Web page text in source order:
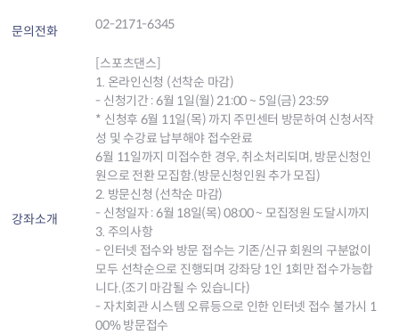
문의전화 02-2171-6345
강좌소개
[스포츠댄스]
1. 온라인신청 (선착순 마감)
- 신청기간 : 6월 1일(월) 21:00 ~ 5일(금) 23:59
* 신청후 6월 11일(목) 까지 주민센터 방문하여 신청서작
성 및 수강료 납부해야 접수완료
6월 11일까지 미접수한 경우, 취소처리되며, 방문신청인
원으로 전환 모집함.(방문신청인원 추가 모집)
2. 방문신청 (선착순 마감)
- 신청일자 : 6월 18일(목) 08:00 ~ 모집정원 도달시까지
3. 주의사항
- 인터넷 접수와 방문 접수는 기존/신규 회원의 구분없이
모두 선착순으로 진행되며 강좌당 1인 1회만 접수가능합
니다.(조기 마감될 수 있습니다)
- 자치회관 시스템 오류등으로 인한 인터넷 접수 불가시 1
00% 방문접수